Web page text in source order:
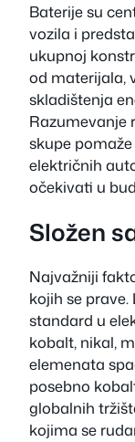
Baterije su
vozila i
ukupnoj
od materijala,
skladištenja
Razumevanje
skupe
električnih
očekivati u
Složen
Najvažniji
kojih se
standard u
kobalt, nikal,
elemenata
posebno
globalnih
kojima se